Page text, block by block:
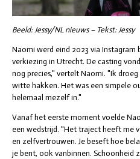
Beeld: Jessy/NL nieuws – Tekst: Jessy
Naomi werd eind 2023 via Instagram
verkiezing in Utrecht. De casting
nog precies," vertelt Naomi. "Ik
witte hakken. Het was een simpele
helemaal mezelf in."
Vanaf het eerste moment voelde
een wedstrijd. "Het traject heeft me
en zelfvertrouwen. Je beseft hoe
je bent, ook vanbinnen. Schoonheid